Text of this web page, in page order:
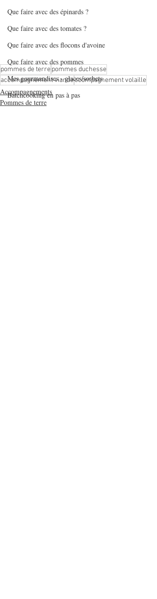
Que faire avec des épinards ?
Que faire avec des tomates ?
Que faire avec des flocons d'avoine
Que faire avec des pommes
Mes gourmandises - glaces/sorbets
Batchcooking en pas à pas
pommes de terrepommes duchesse
accompagnement viandeccompagnement volaille
Accompagnements
Pommes de terre